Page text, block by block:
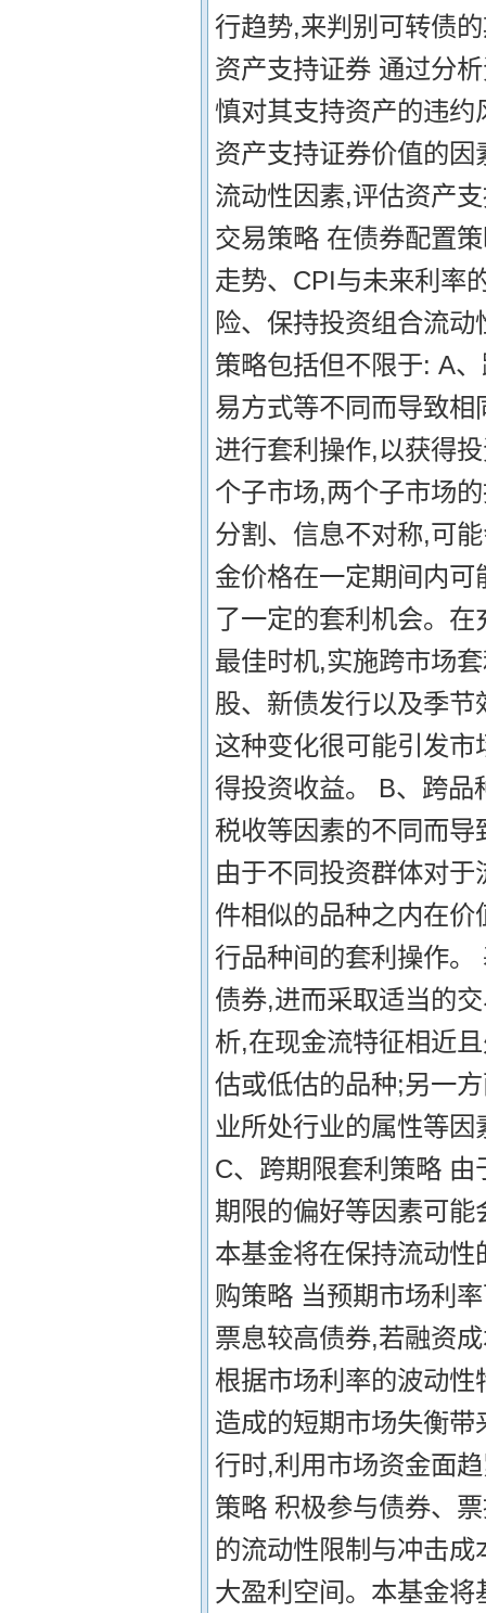
行趋势,来判别可转债
资产支持证券 通过分
慎对其支持资产的违
资产支持证券价值的
流动性因素,评估资产
交易策略 在债券配置
走势、CPI与未来利率
险、保持投资组合流
策略包括但不限于: A
易方式等不同而导致
进行套利操作,以获得
个子市场,两个子市场
分割、信息不对称,可
金价格在一定期间内
了一定的套利机会。
最佳时机,实施跨市场
股、新债发行以及季
这种变化很可能引发
得投资收益。 B、跨品
税收等因素的不同而
由于不同投资群体对
件相似的品种之内在
行品种间的套利操作
债券,进而采取适当的
析,在现金流特征相近
估或低估的品种;另一
业所处行业的属性等
C、跨期限套利策略
期限的偏好等因素可
本基金将在保持流动
购策略 当预期市场利
票息较高债券,若融资
根据市场利率的波动
造成的短期市场失衡
行时,利用市场资金面
策略 积极参与债券、
的流动性限制与冲击
大盈利空间。本基金